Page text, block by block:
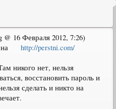
@ 16 Февраля 2012, 7:26)
http://perstni.com/
никого нет, нельзя
восстановить пароль и
сделать и никто на